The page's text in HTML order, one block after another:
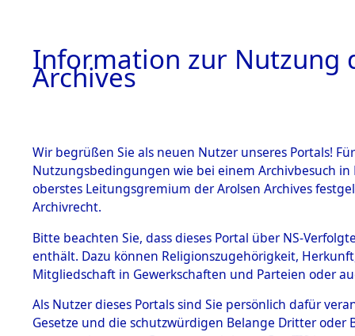
BESTÄNDE
1.
mente
5. Verschiedenes
Listen
Information zur Nutzung
Archives
Wir begrüßen Sie als neuen Nutzer unseres Portals!
Nutzungsbedingungen wie bei einem Archivbesuch
oberstes Leitungsgremium der Arolsen Archives
Archivrecht.
Bitte beachten Sie, dass dieses Portal über NS-
enthält. Dazu können Religionszugehörigkeit,
Mitgliedschaft in Gewerkschaften und Parteien oder
Als Nutzer dieses Portals sind Sie persönlich dafür
Gesetze und die schutzwürdigen Belange Dritter